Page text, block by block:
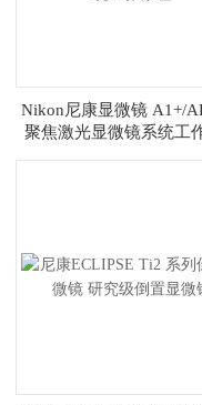
Nikon尼康显微镜 A1+/
聚焦激光显微镜系统工